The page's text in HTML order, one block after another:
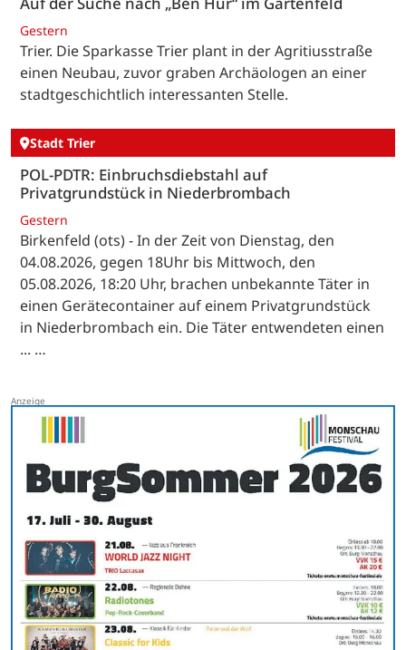
Gestern
Trier. Die Sparkasse Trier plant in der Agritiusstraße
einen Neubau, zuvor graben Archäologen an einer
stadtgeschichtlich interessanten Stelle.
Stadt Trier
POL-PDTR: Einbruchsdiebstahl auf
Privatgrundstück in Niederbrombach
Gestern
Birkenfeld (ots) - In der Zeit von Dienstag, den
04.08.2026, gegen 18Uhr bis Mittwoch, den
05.08.2026, 18:20 Uhr, brachen unbekannte Täter in
einen Gerätecontainer auf einem Privatgrundstück
in Niederbrombach ein. Die Täter entwendeten einen
... …